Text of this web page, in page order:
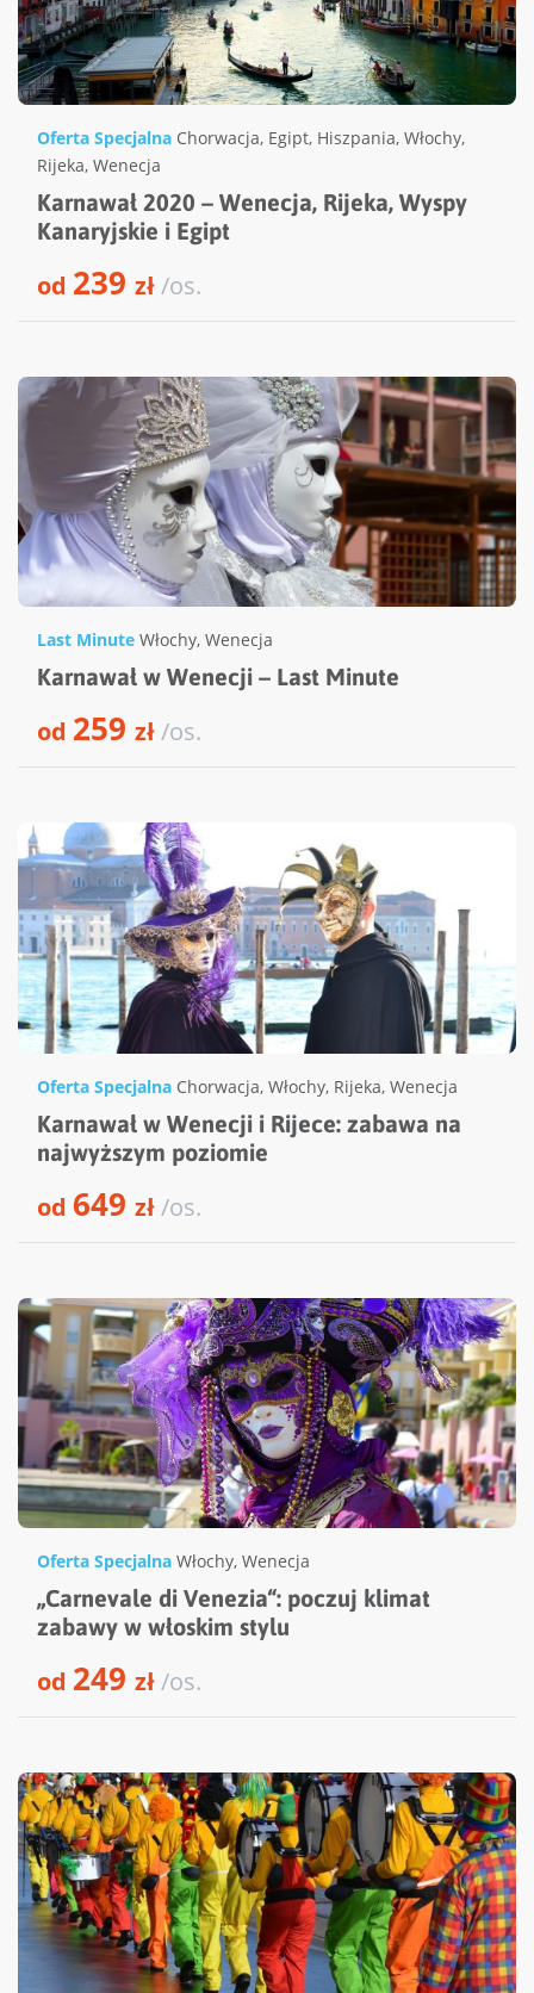
Oferta Specjalna Chorwacja, Egipt, Hiszpania, Włochy,
Rijeka, Wenecja
Karnawał 2020 – Wenecja, Rijeka, Wyspy
Kanaryjskie i Egipt
od 239 zł/os.
Last Minute Włochy, Wenecja
Karnawał w Wenecji – Last Minute
od 259 zł/os.
Oferta Specjalna Chorwacja, Włochy, Rijeka, Wenecja
Karnawał w Wenecji i Rijece: zabawa na
najwyższym poziomie
od 649 zł/os.
Oferta Specjalna Włochy, Wenecja
„Carnevale di Venezia“: poczuj klimat
zabawy w włoskim stylu
od 249 zł/os.